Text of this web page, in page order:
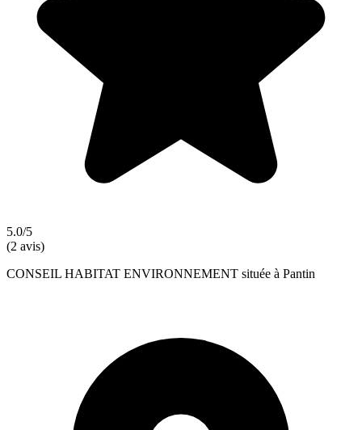
5.0/5
(2 avis)
CONSEIL HABITAT ENVIRONNEMENT située à Pantin